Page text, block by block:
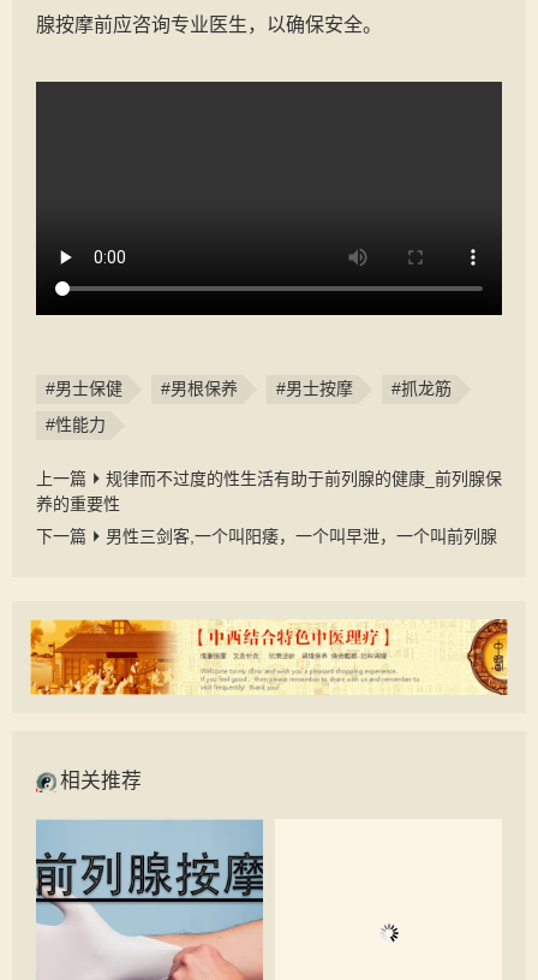
腺按摩前应咨询专业医生，以确保安全。
#男士保健 #男根保养 #男士按摩
#抓龙筋
#性能力
上一篇
规律而不过度的性生活有助于前列腺的健康_前列腺保
养的重要性
下一篇
男性三剑客,一个叫阳痿，一个叫早泄，一个叫前列腺
相关推荐